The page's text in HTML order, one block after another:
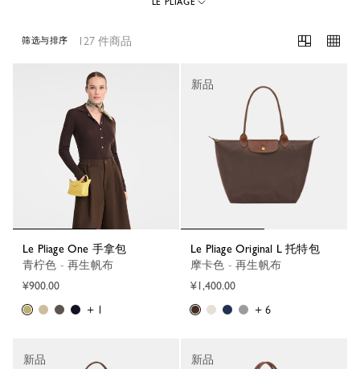
127 件商品
筛选与排序
Le Pliage One 手拿包
青柠色 - 再生帆布
¥900.00
+ 1
Le Pliage Original L 托特包
摩卡色 - 再生帆布
¥1,400.00
+ 6
新品
新品 新品